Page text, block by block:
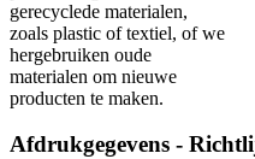
gerecyclede materialen,
zoals plastic of textiel, of we
hergebruiken oude
materialen om nieuwe
producten te maken.
Afdrukgegevens -